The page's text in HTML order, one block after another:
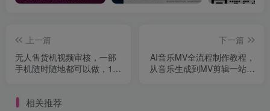
上一篇
无人售货机视频审核，一部
手机随时随地都可以做，10
下一篇
AI音乐MV全流程制作教程，
从音乐生成到MV剪辑一站式
相关推荐